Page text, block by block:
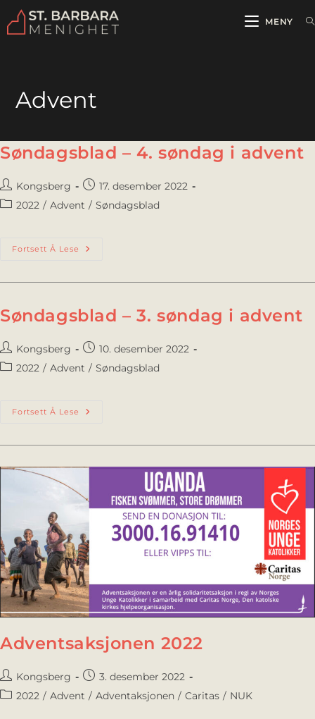
MENY
Advent
Søndagsblad – 4. søndag i advent
Kongsberg
17. desember 2022
2022 / Advent / Søndagsblad
Fortsett Å Lese
Søndagsblad – 3. søndag i advent
Kongsberg
10. desember 2022
2022 / Advent / Søndagsblad
Fortsett Å Lese
Adventsaksjonen 2022
Kongsberg
3. desember 2022
2022 / Advent / Adventaksjonen / Caritas / NUK